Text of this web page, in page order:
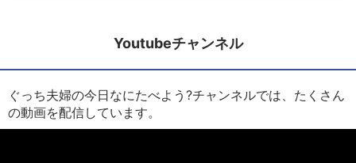
Youtubeチャンネル
ぐっち夫婦の今日なにたべよう?チャンネルでは、たくさん
の動画を配信しています。